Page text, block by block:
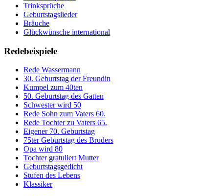
Trinksprüche
Geburtstagslieder
Bräuche
Glückwünsche international
Redebeispiele
Rede Wassermann
30. Geburtstag der Freundin
Kumpel zum 40ten
50. Geburtstag des Gatten
Schwester wird 50
Rede Sohn zum Vaters 60.
Rede Tochter zu Vaters 65.
Eigener 70. Geburtstag
75ter Geburtstag des Bruders
Opa wird 80
Tochter gratuliert Mutter
Geburtstagsgedicht
Stufen des Lebens
Klassiker